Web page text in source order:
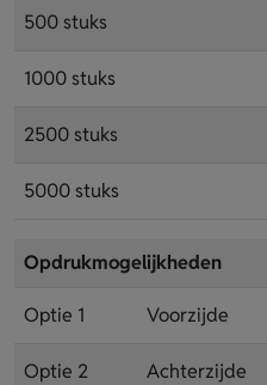
500 stuks
1000 stuks
2500 stuks
5000 stuks
Opdrukmogelijkheden
Optie 1 Voorzijde
Optie 2 Achterzijde